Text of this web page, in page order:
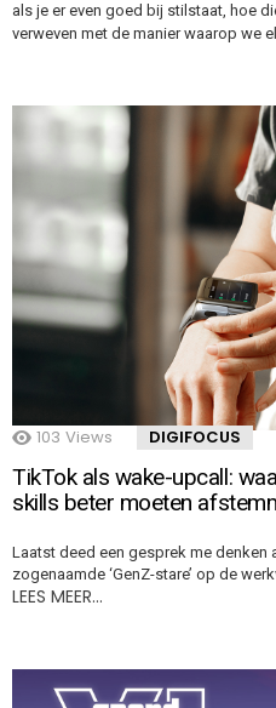
als je er even goed bij stilstaat, hoe
verweven met de manier waarop we
103 Views DIGIFOCUS
TikTok als wake-upcall:
skills beter moeten
Laatst deed een gesprek me denken
zogenaamde ‘GenZ-stare’ op de
LEES MEER…